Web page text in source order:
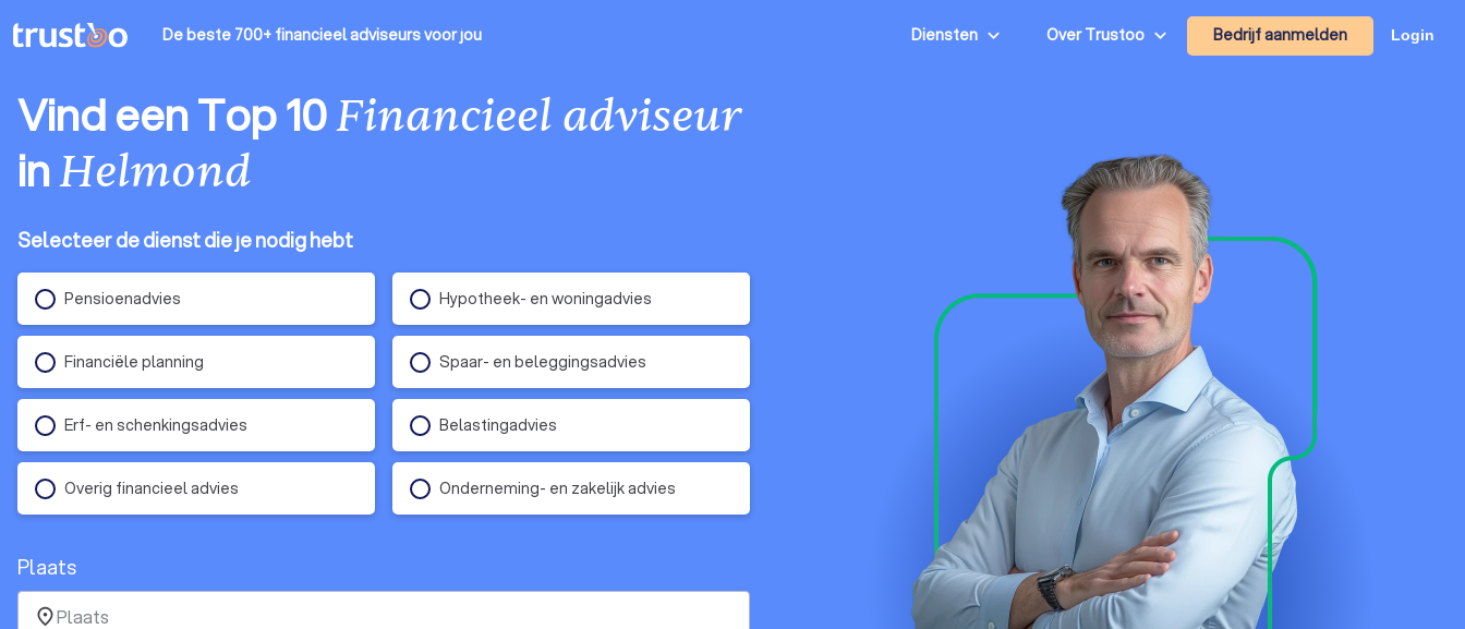
De beste 700+ financieel adviseursvoor jou Diensten Over Trustoo Bedrijf aanmelden Login
Vind een Top 10Financieel adviseur
inHelmond
Selecteer de dienst die je nodig hebt
Pensioenadvies Hypotheek- en woningadvies
Financiële planning Spaar- en beleggingsadvies
Erf- en schenkingsadvies Belastingadvies
Overig financieel advies Onderneming- en zakelijk advies
Plaats
place